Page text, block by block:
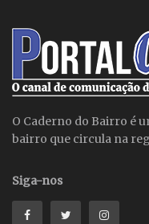
O Caderno do Bairro é
bairro que circula na
Siga-nos